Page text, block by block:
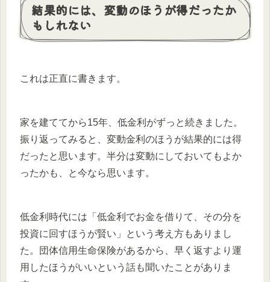
結果的には、変動のほうが得だったか
もしれない
これは正直に書きます。
家を建ててから15年、低金利がずっと続きました。
振り返ってみると、変動金利のほうが結果的には得
だったと思います。半分は変動にしておいてもよか
ったかも、と今なら思います。
低金利時代には「低金利でお金を借りて、その分を
投資に回すほうが賢い」という考え方もありまし
た。団体信用生命保険があるから、早く返すより運
用したほうがいいという話も聞いたことがありま